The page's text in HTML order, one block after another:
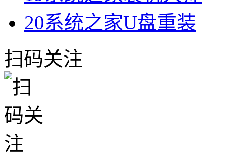
20系统之家U盘重装
扫码关注